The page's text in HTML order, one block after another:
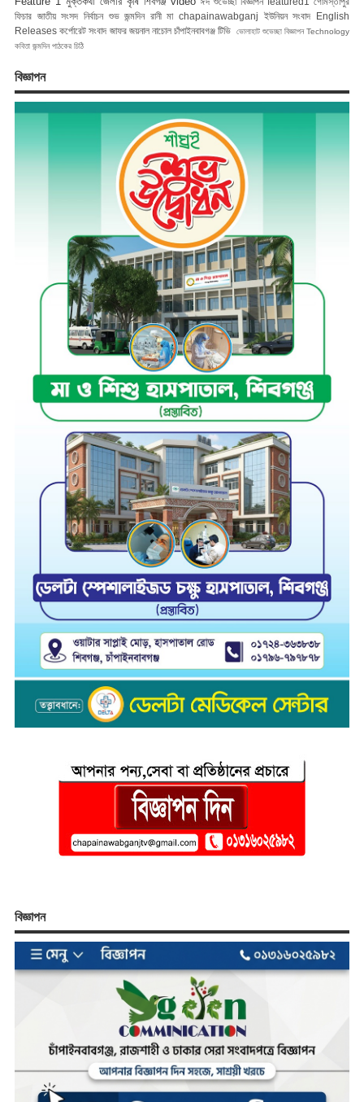
ফিচার জাতীয় সংসদ নির্বাচন শুভ জন্মদিন রানী মা chapainawabganj ইউনিয়ন সংবাদ
English
Releases কর্পোরেট সংবাদ জাফর জয়নাল নাচোল চাঁপাইনবাবগঞ্জ টিভি ভোলাহাট শুভেচ্ছা বিজ্ঞাপন Technology
কবিতা জন্মদিন পাঠকের চিঠি
বিজ্ঞাপন
বিজ্ঞাপন